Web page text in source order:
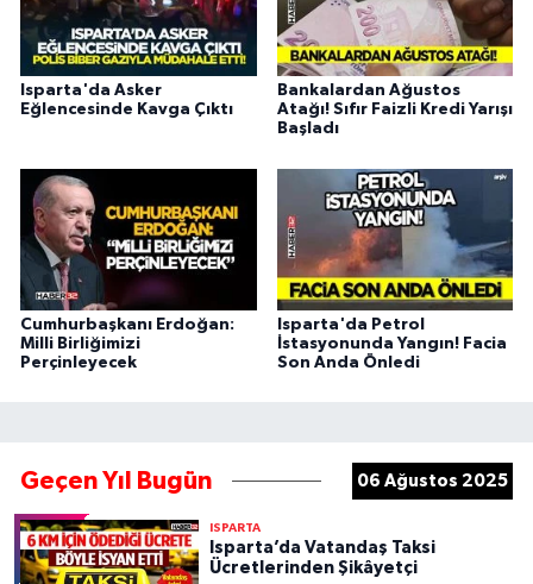
Isparta'da Asker
Eğlencesinde Kavga Çıktı
Bankalardan Ağustos
Atağı! Sıfır Faizli Kredi Yarışı
Başladı
Cumhurbaşkanı Erdoğan:
Milli Birliğimizi
Perçinleyecek
Isparta'da Petrol
İstasyonunda Yangın! Facia
Son Anda Önledi
Geçen Yıl Bugün 06 Ağustos 2025
ISPARTA
Isparta’da Vatandaş Taksi
Ücretlerinden Şikâyetçi